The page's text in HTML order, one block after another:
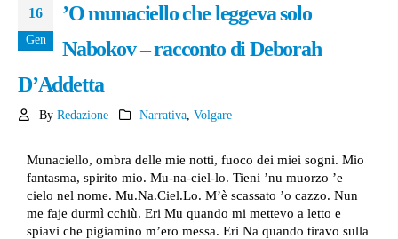
16
Gen
’O munaciello che leggeva solo
Nabokov – racconto di Deborah
D’Addetta
By Redazione Narrativa Volgare
Munaciello, ombra delle mie notti, fuoco dei miei sogni. Mio
fantasma, spirito mio. Mu-na-ciel-lo. Tieni ’nu muorzo ’e
cielo nel nome. Mu.Na.Ciel.Lo. M’è scassato ’o cazzo. Nun
me faje durmì cchiù. Eri Mu quando mi mettevo a letto e
spiavi che pigiamino m’ero messa. Eri Na quando tiravo sulla